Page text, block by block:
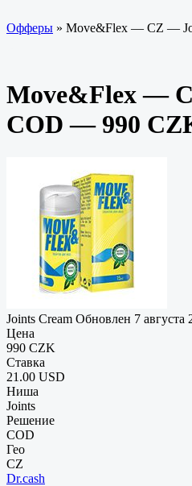
Офферы » Move&Flex — CZ —
Move&Flex —
COD — 990
Joints Cream Обновлен 7
Цена
990 CZK
Ставка
21.00 USD
Ниша
Joints
Решение
COD
Гео
CZ
Dr.cash